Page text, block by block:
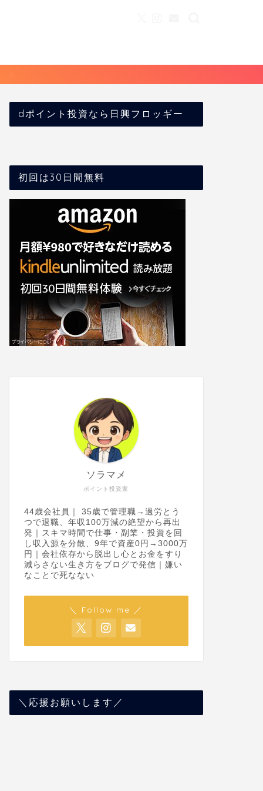
dポイント投資なら日興フロッギー
初回は30日間無料
ポイント投資家
ソラマメ
44歳会社員｜ 35歳で管理職→過労とう
つで退職、年収100万減の絶望から再出
発｜スキマ時間で仕事・副業・投資を回
し収入源を分散、9年で資産0円→3000万
円｜会社依存から脱出し心とお金をすり
減らさない生き方をブログで発信｜嫌い
なことで死なない
＼ Follow me ／
＼応援お願いします／